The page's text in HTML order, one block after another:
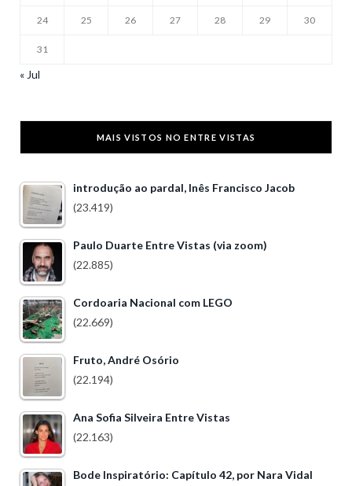
24 25 26 27 28 29 30
31
« Jul
MAIS VISTOS NO ENTRE VISTAS
introdução ao pardal, Inês Francisco Jacob
(23.419)
Paulo Duarte Entre Vistas (via zoom)
(22.885)
Cordoaria Nacional com LEGO
(22.669)
Fruto, André Osório
(22.194)
Ana Sofia Silveira Entre Vistas
(22.163)
Bode Inspiratório: Capítulo 42, por Nara Vidal